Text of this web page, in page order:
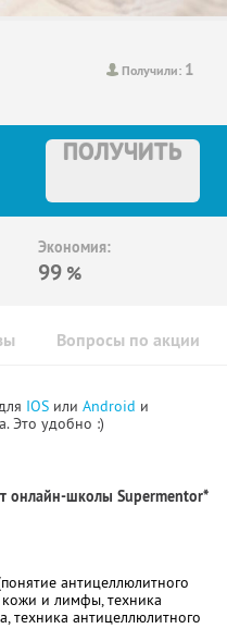
Получили: 1
ПОЛУЧИТЬ
Экономия:
99 %
Вопросы по акции
IOS или Android и
Это удобно :)
онлайн-школы Supermentor*
антицеллюлитного
и лимфы, техника
техника антицеллюлитного